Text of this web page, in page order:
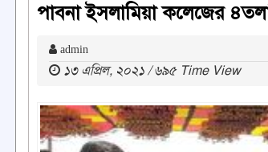
পাবনা ইসলামিয়া কলেজের
admin
১৩ এপ্রিল, ২০২১ / ৬৯৫ Time View